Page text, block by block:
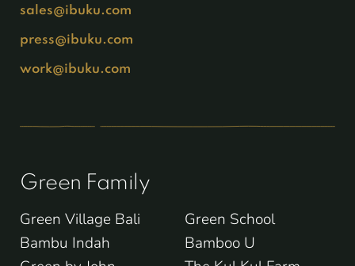
sales@ibuku.com
press@ibuku.com
work@ibuku.com
Green Family
Green Village Bali
Bambu Indah
Green School
Bamboo U